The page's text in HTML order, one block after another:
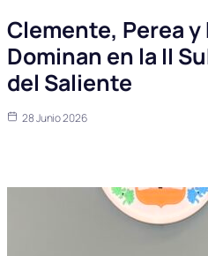
Clemente, Perea y
Dominan en la II
del Saliente
28 Junio 2026